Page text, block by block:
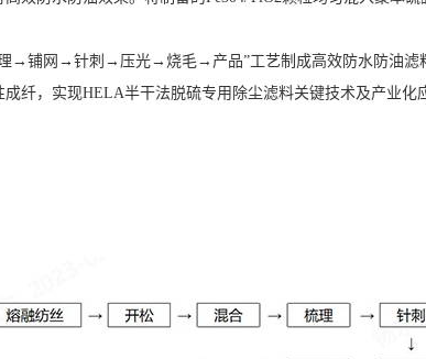
→铺网→针刺→压光→烧毛→产品”工艺制成高效防水防油滤
纤，实现HELA半干法脱硫专用除尘滤料关键技术及产业化